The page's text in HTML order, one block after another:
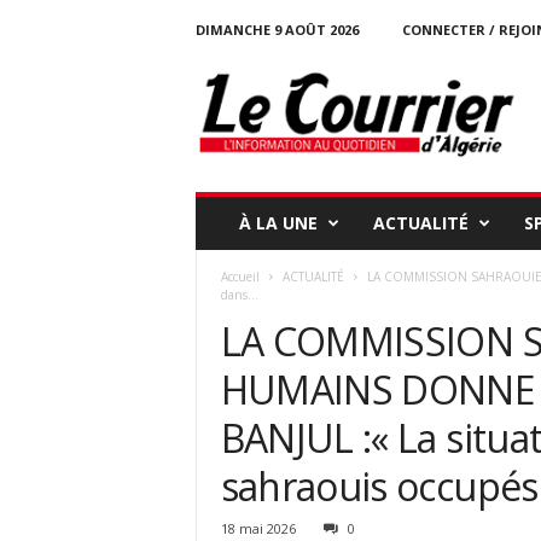
DIMANCHE 9 AOÛT 2026
CONNECTER /
o
u
À LA UNE ACTUALITÉ
Accueil ACTUALITÉ
LA COMMISSION
dans...
LA COMMISSION
HUMAINS DONNE
BANJUL :« La
sahraouis
18 mai 2026 0